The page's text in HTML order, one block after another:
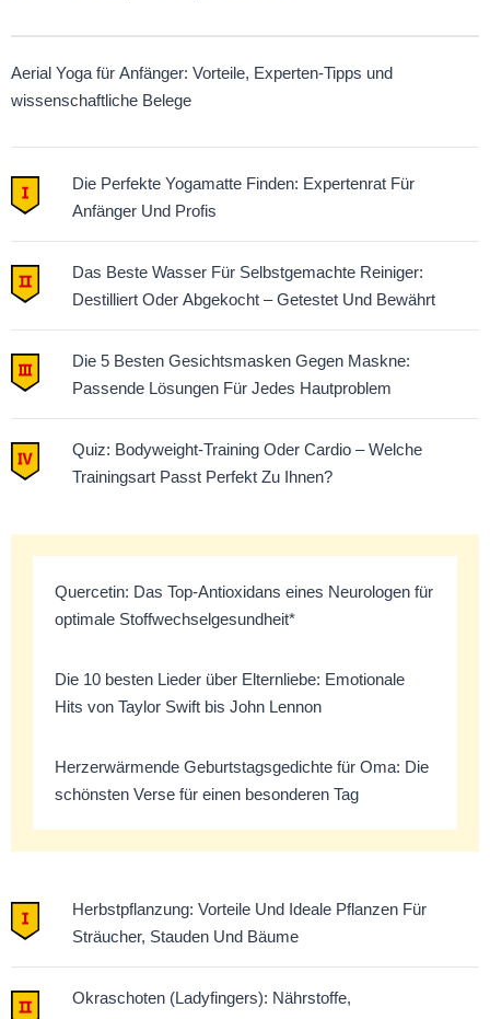
Aerial Yoga für Anfänger: Vorteile, Experten-Tipps und
wissenschaftliche Belege
Die Perfekte Yogamatte Finden: Expertenrat Für
Anfänger Und Profis
Das Beste Wasser Für Selbstgemachte Reiniger:
Destilliert Oder Abgekocht – Getestet Und Bewährt
Die 5 Besten Gesichtsmasken Gegen Maskne:
Passende Lösungen Für Jedes Hautproblem
Quiz: Bodyweight-Training Oder Cardio – Welche
Trainingsart Passt Perfekt Zu Ihnen?
Quercetin: Das Top-Antioxidans eines Neurologen für
optimale Stoffwechselgesundheit*
Die 10 besten Lieder über Elternliebe: Emotionale
Hits von Taylor Swift bis John Lennon
Herzerwärmende Geburtstagsgedichte für Oma: Die
schönsten Verse für einen besonderen Tag
Herbstpflanzung: Vorteile Und Ideale Pflanzen Für
Sträucher, Stauden Und Bäume
Okraschoten (Ladyfingers): Nährstoffe,